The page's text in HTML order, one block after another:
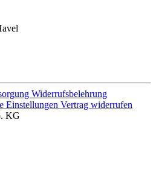
Widerrufsbelehrung
Einstellungen Vertrag widerrufen
KG